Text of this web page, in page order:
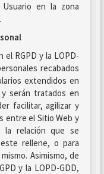
en la zona
RGPD y la LOPD-
recabados
extendidos en
y serán tratados en
facilitar, agilizar y
entre el Sitio Web y
la relación que se
rellene, o para
Asimismo, de
y la LOPD-GDD,